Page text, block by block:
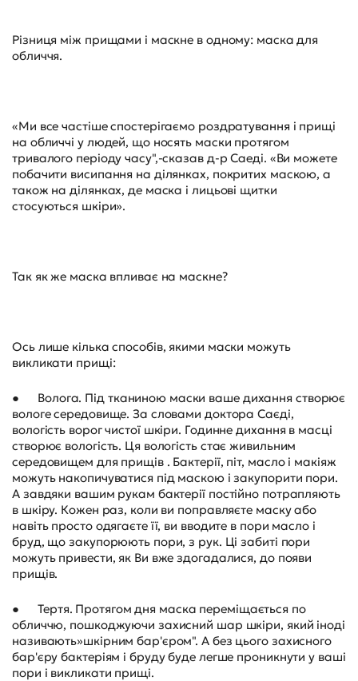
Різниця між прищами і маскне в одному: маска для
обличчя.
«Ми все частіше спостерігаємо роздратування і прищі
на обличчі у людей, що носять маски протягом
тривалого періоду часу",-сказав д-р Саеді. «Ви можете
побачити висипання на ділянках, покритих маскою, а
також на ділянках, де маска і лицьові щитки
стосуються шкіри».
Так як же маска впливає на маскне?
Ось лише кілька способів, якими маски можуть
викликати прищі:
●
Волога. Під тканиною маски ваше дихання створює
вологе середовище. За словами доктора Саєді,
вологість ворог чистої шкіри. Годинне дихання в масці
створює вологість. Ця вологість стає живильним
середовищем для прищів . Бактерії, піт, масло і макіяж
можуть накопичуватися під маскою і закупорити пори.
А завдяки вашим рукам бактерії постійно потрапляють
в шкіру. Кожен раз, коли ви поправляєте маску або
навіть просто одягаєте її, ви вводите в пори масло і
бруд, що закупорюють пори, з рук. Ці забиті пори
можуть привести, як Ви вже здогадалися, до появи
прищів.
●
Тертя. Протягом дня маска переміщається по
обличчю, пошкоджуючи захисний шар шкіри, який іноді
називають»шкірним бар'єром". А без цього захисного
бар'єру бактеріям і бруду буде легше проникнути у ваші
пори і викликати прищі.